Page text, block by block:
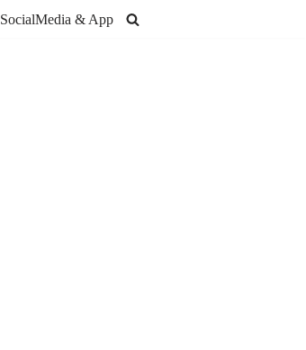
SocialMedia & App